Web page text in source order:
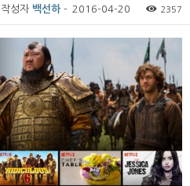
작성자 백선하 - 2016-04-20 2357